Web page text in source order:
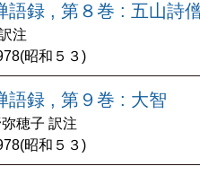
語録 , 第８巻 : 五山詩
注
昭和５３)
語録 , 第９巻 : 大智
穂子 訳注
昭和５３)